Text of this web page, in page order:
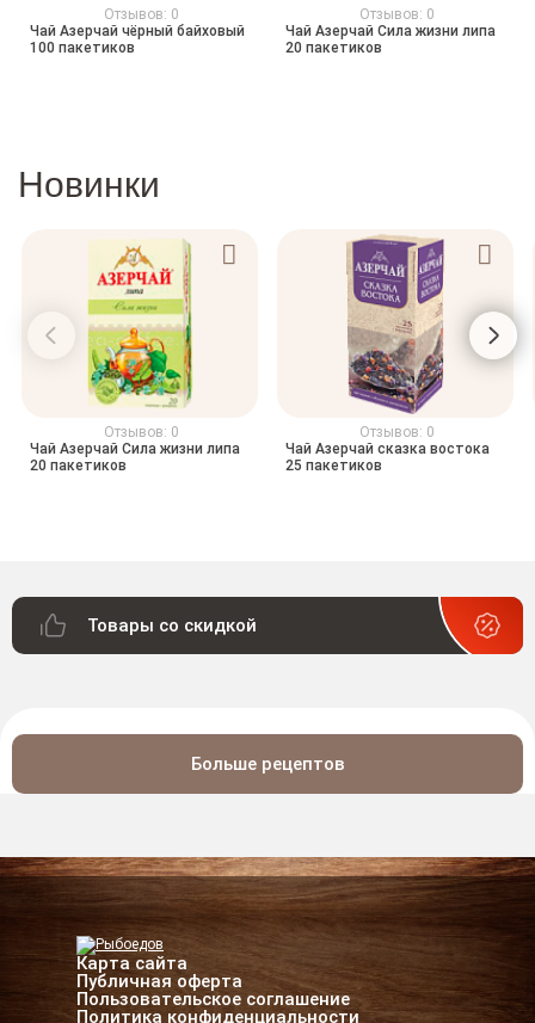
Отзывов: 0
Чай Азерчай чёрный байховый
100 пакетиков
Отзывов: 0
Чай Азерчай Сила жизни липа
20 пакетиков
Новинки
Отзывов: 0
Чай Азерчай Сила жизни липа
20 пакетиков
Отзывов: 0
Чай Азерчай сказка востока
25 пакетиков
Товары со скидкой
Больше рецептов
Карта сайта
Публичная оферта
Пользовательское соглашение
Политика конфиденциальности